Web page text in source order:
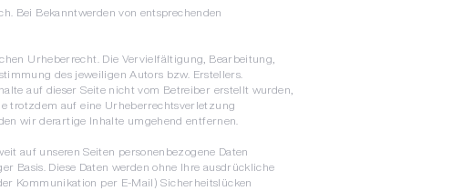
Bei Bekanntwerden von entsprechenden
Urheberrecht. Die Vervielfältigung, Bearbeitung,
des jeweiligen Autors bzw. Erstellers.
auf dieser Seite nicht vom Betreiber erstellt wurden,
trotzdem auf eine Urheberrechtsverletzung
wir derartige Inhalte umgehend entfernen.
auf unseren Seiten personenbezogene Daten
Basis. Diese Daten werden ohne Ihre ausdrückliche
Kommunikation per E-Mail) Sicherheitslücken